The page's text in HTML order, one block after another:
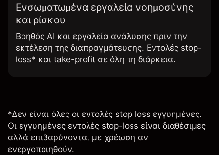
Ενσωματωμένα εργαλεία νοημοσύνης
και ρίσκου
Βοηθός AI και εργαλεία ανάλυσης πριν την
εκτέλεση της διαπραγμάτευσης. Εντολές stop-
loss* και take-profit σε όλη τη διάρκεια.
*Δεν είναι όλες οι εντολές stop loss εγγυημένες.
Οι εγγυημένες εντολές stop-loss είναι διαθέσιμες
αλλά επιβαρύνονται με χρέωση αν
ενεργοποιηθούν.